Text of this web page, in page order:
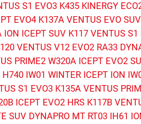
S1 EVO3 K435 KINERGY
EVO4 K137A VENTUS EVO SUV
ION ICEPT SUV K117 VENTUS S1
VENTUS V12 EVO2 RA33
PRIME2 W320A ICEPT EVO2
H740 IW01 WINTER ICEPT ION
S1 EVO3 K135A VENTUS
ICEPT EVO2 HRS K117B
SUV DYNAPRO MT RT03 IH61